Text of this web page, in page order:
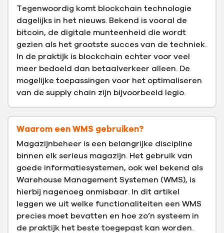
Tegenwoordig komt blockchain technologie
dagelijks in het nieuws. Bekend is vooral de
bitcoin, de digitale munteenheid die wordt
gezien als het grootste succes van de techniek.
In de praktijk is blockchain echter voor veel
meer bedoeld dan betaalverkeer alleen. De
mogelijke toepassingen voor het optimaliseren
van de supply chain zijn bijvoorbeeld legio.
Waarom een WMS gebruiken?
Magazijnbeheer is een belangrijke discipline
binnen elk serieus magazijn. Het gebruik van
goede informatiesystemen, ook wel bekend als
Warehouse Management Systemen (WMS), is
hierbij nagenoeg onmisbaar. In dit artikel
leggen we uit welke functionaliteiten een WMS
precies moet bevatten en hoe zo’n systeem in
de praktijk het beste toegepast kan worden.